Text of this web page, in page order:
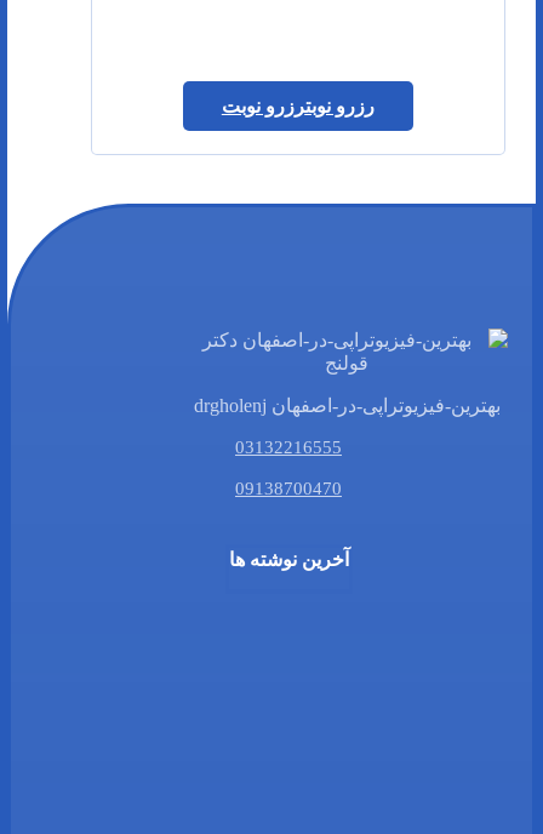
رزرو نوبترزرو نوبت
بهترین-فیزیوتراپی-در-اصفهان drgholenj
03132216555
09138700470
آخرین نوشته ها